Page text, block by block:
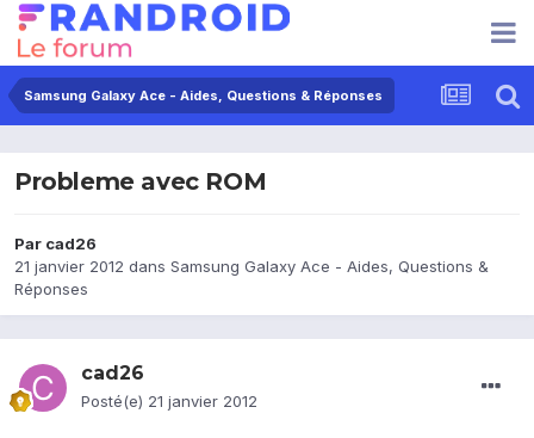
Samsung Galaxy Ace - Aides, Questions & Réponses
Probleme avec ROM
Par cad26
21 janvier 2012 dans Samsung Galaxy Ace - Aides, Questions &
Réponses
cad26
Posté(e) 21 janvier 2012